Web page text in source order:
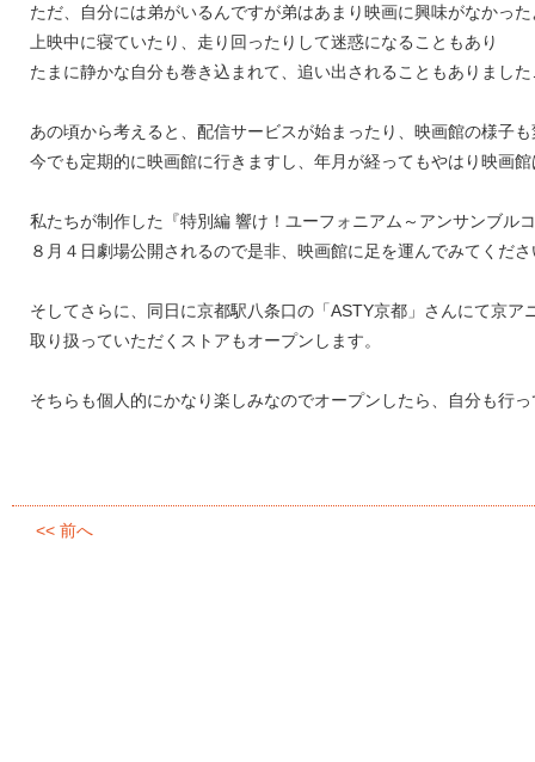
ただ、自分には弟がいるんですが弟はあまり映画に興味がなかっ
上映中に寝ていたり、走り回ったりして迷惑になることもあり
たまに静かな自分も巻き込まれて、追い出されることもありまし
あの頃から考えると、配信サービスが始まったり、映画館の様子
今でも定期的に映画館に行きますし、年月が経ってもやはり映画
私たちが制作した『特別編 響け！ユーフォニアム～アンサンブル
８月４日劇場公開されるので是非、映画館に足を運んでみてくだ
そしてさらに、同日に京都駅八条口の「ASTY京都」さんにて京ア
取り扱っていただくストアもオープンします。
そちらも個人的にかなり楽しみなのでオープンしたら、自分も行
<< 前へ